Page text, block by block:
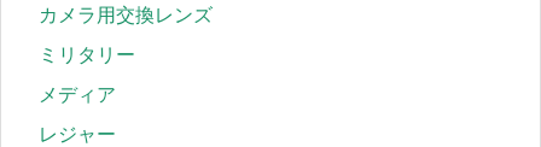
カメラ用交換レンズ
ミリタリー
メディア
レジャー